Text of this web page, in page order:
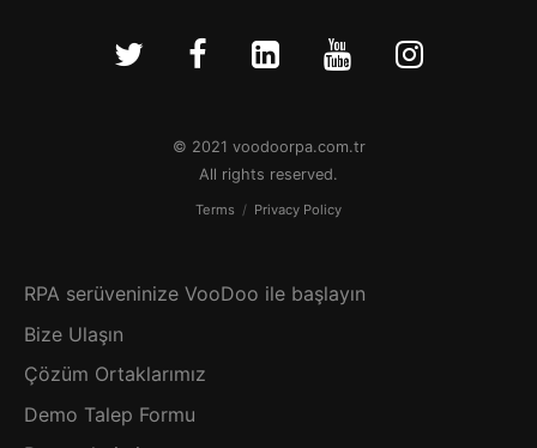
© 2021 voodoorpa.com.tr
All rights reserved.
Terms / Privacy Policy
RPA serüveninize VooDoo ile başlayın
Bize Ulaşın
Çözüm Ortaklarımız
Demo Talep Formu